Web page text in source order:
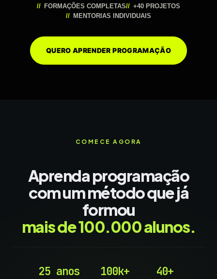
FORMAÇÕES COMPLETAS
+40 PROJETOS
MENTORIAS INDIVIDUAIS
QUERO APRENDER PROGRAMAÇÃO
COMECE AGORA
Aprenda programação
com um método que já
formou
mais de 100.000 alunos.
25 anos 100k+ 40+